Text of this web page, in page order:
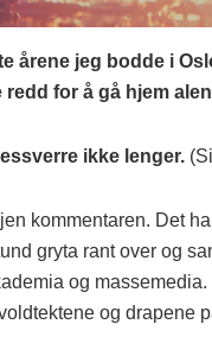
årene jeg bodde i
redd for å gå hjem
ikke lenger.
kommentaren. Det
gryta rant over og
og
og drapene